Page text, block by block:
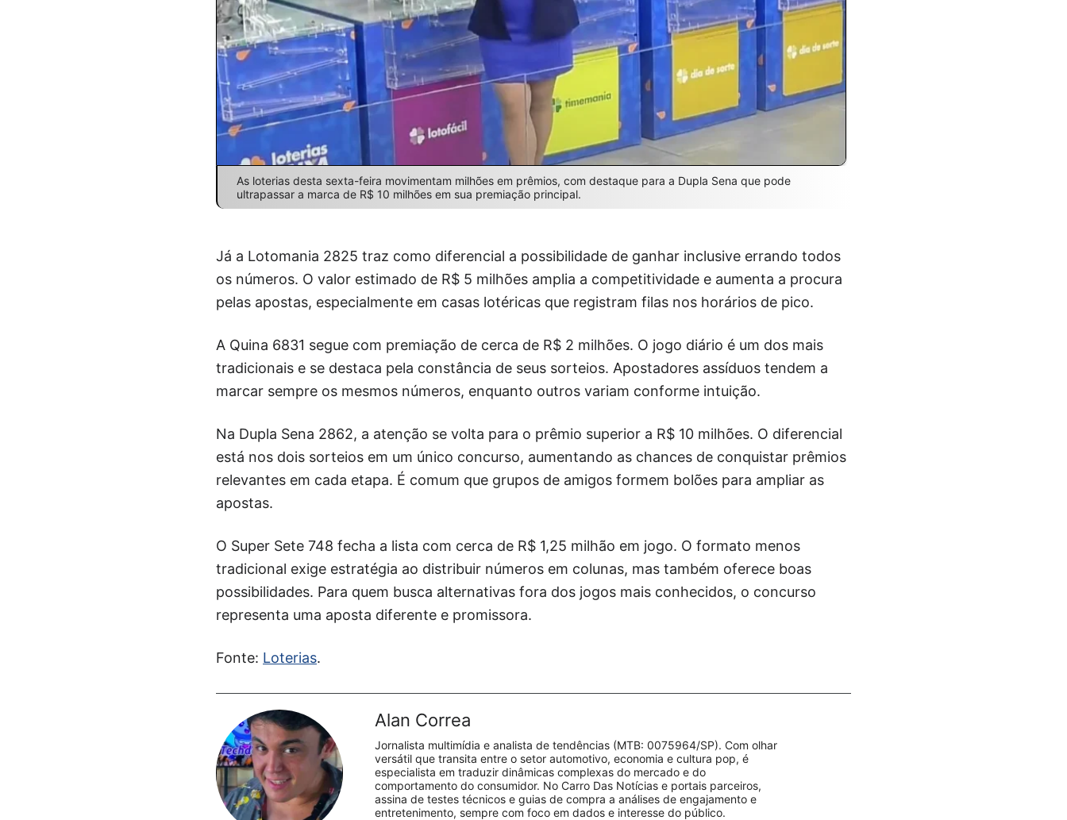
As loterias desta sexta-feira movimentam milhões em prêmios, com destaque para a Dupla Sena que pode
ultrapassar a marca de R$ 10 milhões em sua premiação principal.
Já a Lotomania 2825 traz como diferencial a possibilidade de ganhar inclusive errando todos
os números. O valor estimado de R$ 5 milhões amplia a competitividade e aumenta a procura
pelas apostas, especialmente em casas lotéricas que registram filas nos horários de pico.
A Quina 6831 segue com premiação de cerca de R$ 2 milhões. O jogo diário é um dos mais
tradicionais e se destaca pela constância de seus sorteios. Apostadores assíduos tendem a
marcar sempre os mesmos números, enquanto outros variam conforme intuição.
Na Dupla Sena 2862, a atenção se volta para o prêmio superior a R$ 10 milhões. O diferencial
está nos dois sorteios em um único concurso, aumentando as chances de conquistar prêmios
relevantes em cada etapa. É comum que grupos de amigos formem bolões para ampliar as
apostas.
O Super Sete 748 fecha a lista com cerca de R$ 1,25 milhão em jogo. O formato menos
tradicional exige estratégia ao distribuir números em colunas, mas também oferece boas
possibilidades. Para quem busca alternativas fora dos jogos mais conhecidos, o concurso
representa uma aposta diferente e promissora.
Fonte: Loterias.
Alan Correa
Jornalista multimídia e analista de tendências (MTB: 0075964/SP). Com olhar
versátil que transita entre o setor automotivo, economia e cultura pop, é
especialista em traduzir dinâmicas complexas do mercado e do
comportamento do consumidor. No Carro Das Notícias e portais parceiros,
assina de testes técnicos e guias de compra a análises de engajamento e
entretenimento, sempre com foco em dados e interesse do público.